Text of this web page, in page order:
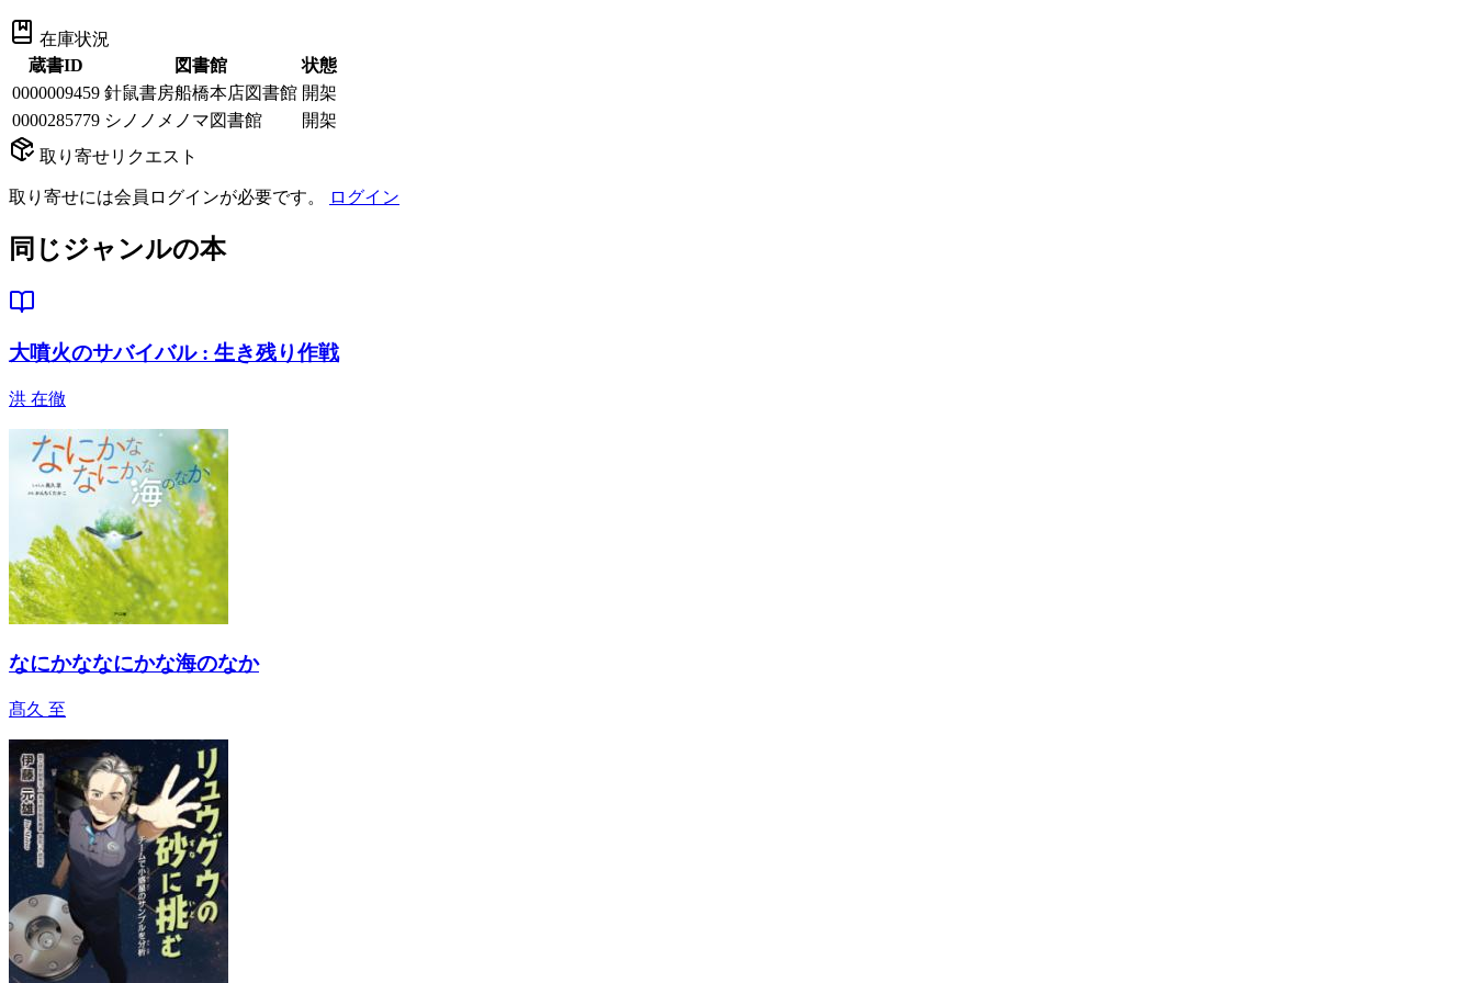
在庫状況
蔵書ID
図書館
状態
0000009459 針鼠書房船橋本店図書館 開架
0000285779 シノノメノマ図書館
開架
取り寄せリクエスト
取り寄せには会員ログインが必要です。 ログイン
同じジャンルの本
大噴火のサバイバル : 生き残り作戦
洪 在徹
なにかななにかな海のなか
髙久 至